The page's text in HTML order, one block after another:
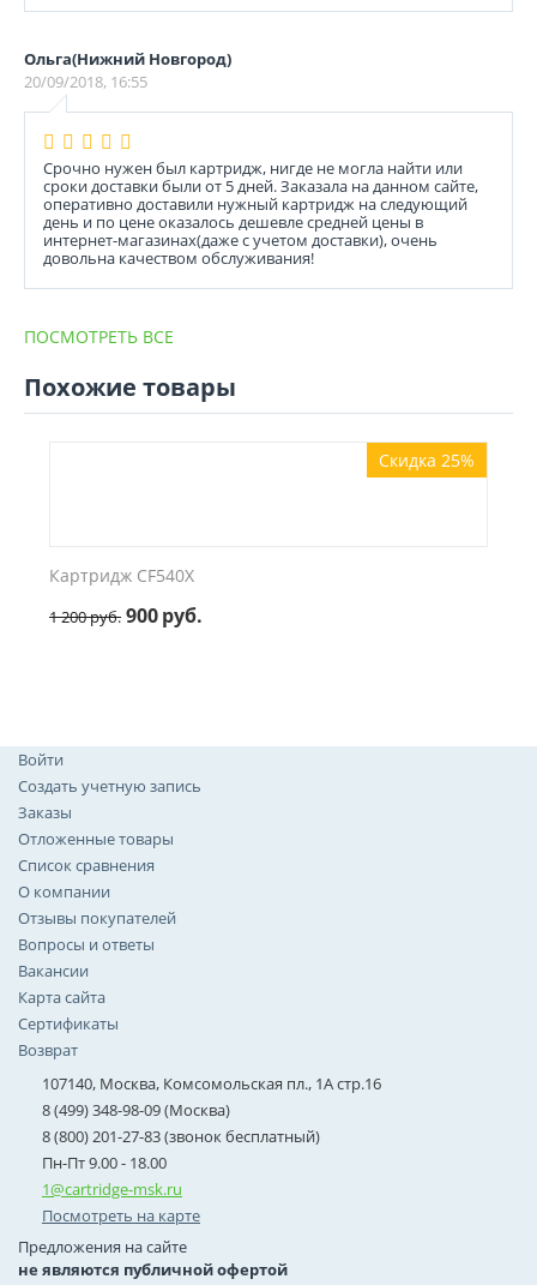
Ольга(Нижний Новгород)
20/09/2018, 16:55
Срочно нужен был картридж, нигде не могла найти или
сроки доставки были от 5 дней. Заказала на данном сайте,
оперативно доставили нужный картридж на следующий
день и по цене оказалось дешевле средней цены в
интернет-магазинах(даже с учетом доставки), очень
довольна качеством обслуживания!
ПОСМОТРЕТЬ ВСЕ
Похожие товары
Скидка 25%
Картридж CF540X
1 200руб. 900руб.
Войти
Создать учетную запись
Заказы
Отложенные товары
Список сравнения
О компании
Отзывы покупателей
Вопросы и ответы
Вакансии
Карта сайта
Сертификаты
Возврат
107140, Москва, Комсомольская пл., 1А стр.16
8 (499) 348-98-09 (Москва)
8 (800) 201-27-83 (звонок бесплатный)
Пн-Пт 9.00 - 18.00
1@cartridge-msk.ru
Посмотреть на карте
Предложения на сайте
не являются публичной офертой